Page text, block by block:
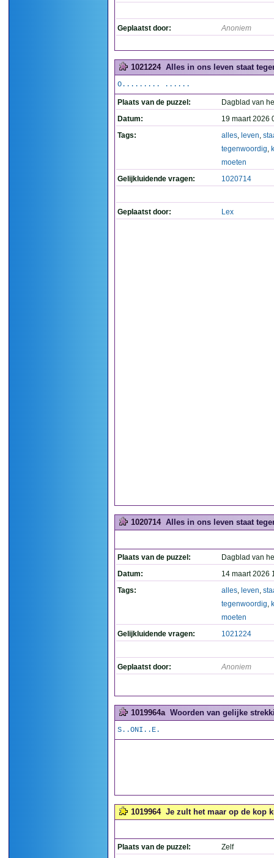
Geplaatst door: Anoniem
1021224 Alles in ons leven staat
O......... ......
Plaats van de puzzel:
Dagblad van
Datum:
19 maart 2026
Tags:
alles, leven,
tegenwoordig,
moeten
Gelijkluidende vragen:
1020714
Geplaatst door: Lex
1020714 Alles in ons leven staat
Plaats van de puzzel:
Dagblad van
Datum:
14 maart 2026
Tags:
alles, leven,
tegenwoordig,
moeten
Gelijkluidende vragen:
1021224
Geplaatst door: Anoniem
1019964a Woorden van gelijke
S..ONI..E.
1019964 Je zult het maar op de kop
Plaats van de puzzel:
Zelf